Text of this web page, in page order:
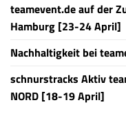
teamevent.de auf der
Hamburg [23-24 April]
Nachhaltigkeit bei
schnurstracks Aktiv
NORD [18-19 April]